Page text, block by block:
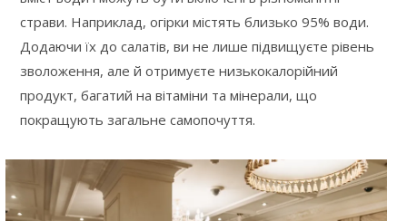
страви. Наприклад, огірки містять близько 95% води.
Додаючи їх до салатів, ви не лише підвищуєте рівень
зволоження, але й отримуєте низькокалорійний
продукт, багатий на вітаміни та мінерали, що
покращують загальне самопочуття.